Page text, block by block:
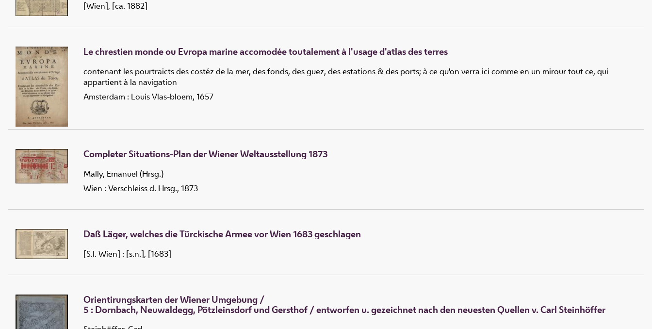
[Wien], [ca. 1882]
Le chrestien monde ou Evropa marine accomodée toutalement à l'usage d'atlas des terres
contenant les pourtraicts des costéz de la mer, des fonds, des guez, des estations & des ports; à ce qu'on verra ici comme en un mirour tout ce, qui
appartient à la navigation
Amsterdam : Louis Vlas-bloem, 1657
Completer Situations-Plan der Wiener Weltausstellung 1873
Mally, Emanuel (Hrsg.)
Wien : Verschleiss d. Hrsg., 1873
Daß Läger, welches die Türckische Armee vor Wien 1683 geschlagen
[S.l. Wien] : [s.n.], [1683]
Orientirungskarten der Wiener Umgebung/
5 :Dornbach, Neuwaldegg, Pötzleinsdorf und Gersthof / entworfen u. gezeichnet nach den neuesten Quellen v. Carl Steinhöffer